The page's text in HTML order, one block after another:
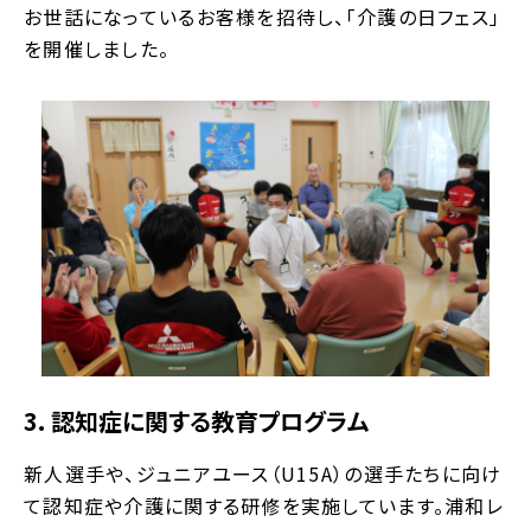
お世話になっているお客様を招待し、「介護の日フェス」
を開催しました。
3. 認知症に関する教育プログラム
新人選手や、ジュニアユース（U15A）の選手たちに向け
て認知症や介護に関する研修を実施しています。浦和レ